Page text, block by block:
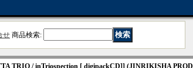
せ 商品検索:
TRIO / inTriospection [ digipackCD]] (JINRIKISHA PROD